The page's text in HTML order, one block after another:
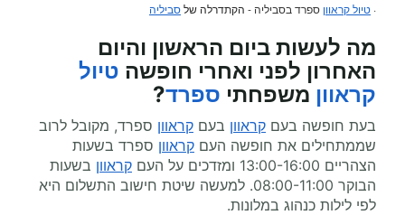
· טיול קראוון ספרד בסביליה - הקתדרלה של סביליה
מה לעשות ביום הראשון והיום
האחרון לפני ואחרי חופשה טיול
קראוון משפחתי ספרד?
בעת חופשה בעם קראוון בעם קראוון ספרד, מקובל לרוב
שממתחילים את חופשה העם קראוון ספרד בשעות
הצהריים 13:00-16:00 ומזדכים על העם
קראוון בשעות
הבוקר 08:00-11:00. למעשה שיטת חישוב התשלום היא
לפי לילות כנהוג במלונות.